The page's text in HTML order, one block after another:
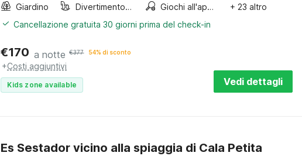
Giardino
Divertimento per bambini Giochi all'aperto
+ 23 altro
Cancellazione gratuita 30 giorni prima del check-in
€170 a notte €377 54% di sconto
+Costi aggiuntivi
Kids zone available Vedi dettagli
Es Sestador vicino alla spiaggia di Cala Petita